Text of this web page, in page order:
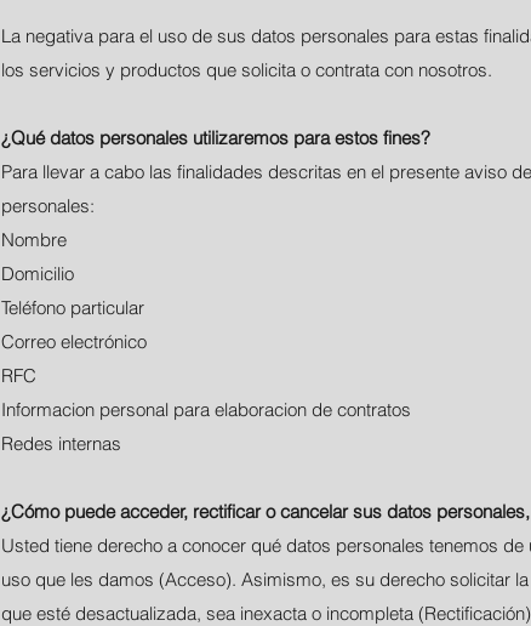
La negativa para el uso de sus datos personales para estas
los servicios y productos que solicita o contrata con nosotros.
¿Qué datos personales utilizaremos para estos fines?
Para llevar a cabo las finalidades descritas en el presente aviso
personales:
Nombre
Domicilio
Teléfono particular
Correo electrónico
RFC
Informacion personal para elaboracion de contratos
Redes internas
¿Cómo puede acceder, rectificar o cancelar sus datos
Usted tiene derecho a conocer qué datos personales tenemos
uso que les damos (Acceso). Asimismo, es su derecho solicitar
que esté desactualizada, sea inexacta o incompleta